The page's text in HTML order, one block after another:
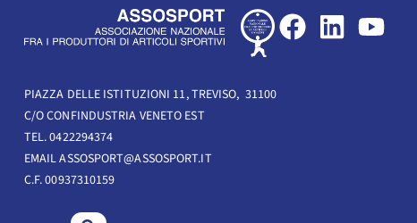
F
a
L
i
Y
o
PIAZZA DELLE ISTITUZIONI 11, TREVISO, 31100
C/O CONFINDUSTRIA VENETO EST
TEL. 0422294374
EMAIL ASSOSPORT@ASSOSPORT.IT
C.F. 00937310159